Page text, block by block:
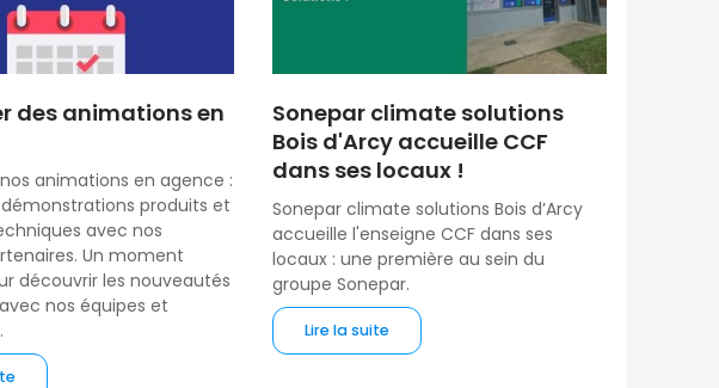
des animations en
animations en agence :
produits et
avec nos
Un moment
découvrir les nouveautés
nos équipes et
Sonepar climate solutions
Bois d'Arcy accueille CCF
dans ses locaux !
Sonepar climate solutions Bois d’Arcy
accueille l'enseigne CCF dans ses
locaux : une première au sein du
groupe Sonepar.
Lire la suite